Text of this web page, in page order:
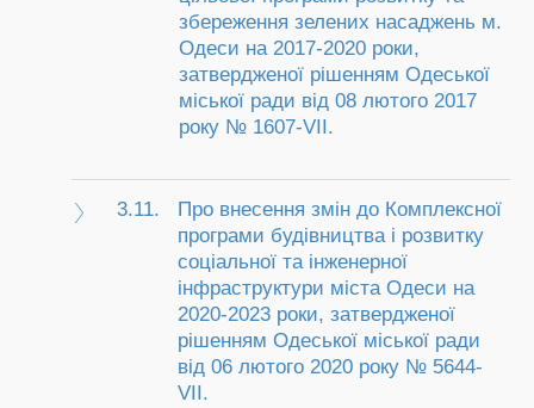
збереження зелених насаджень м.
Одеси на 2017-2020 роки,
затвердженої рішенням Одеської
міської ради від 08 лютого 2017
року № 1607-VII.
3.11.
Про внесення змін до Комплексної
програми будівництва і розвитку
соціальної та інженерної
інфраструктури міста Одеси на
2020-2023 роки, затвердженої
рішенням Одеської міської ради
від 06 лютого 2020 року № 5644-
VII.